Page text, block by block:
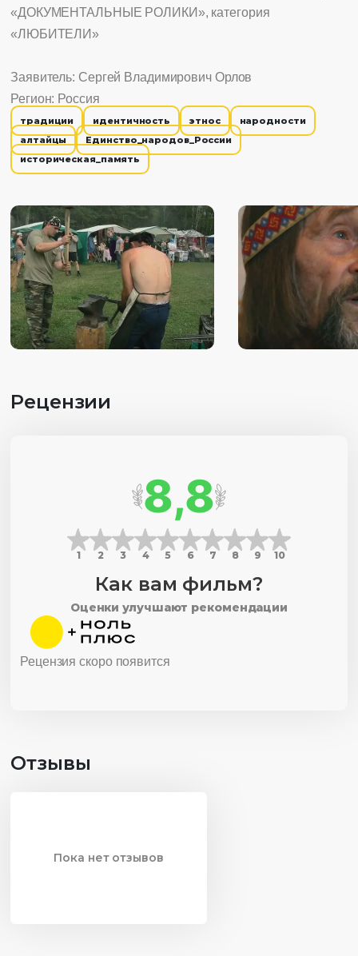
«ДОКУМЕНТАЛЬНЫЕ РОЛИКИ», категория
«ЛЮБИТЕЛИ»
Заявитель: Сергей Владимирович Орлов
Регион: Россия
традиции идентичность этнос
народности
алтайцы
Единство_народов_России
историческая_память
Рецензии
8,8
1 2 3 4 5 6 7 8 9 10
Как вам фильм?
Оценки улучшают рекомендации
Рецензия скоро появится
Отзывы
Пока нет отзывов